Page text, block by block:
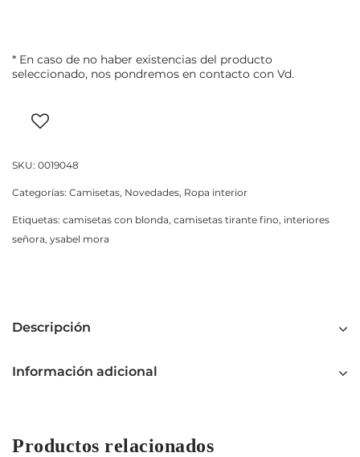
SKU: 0019048
Categorías: Camisetas, Novedades, Ropa interior
Etiquetas: camisetas con blonda, camisetas tirante fino, interiores
señora, ysabel mora
Descripción
Información adicional
Productos relacionados